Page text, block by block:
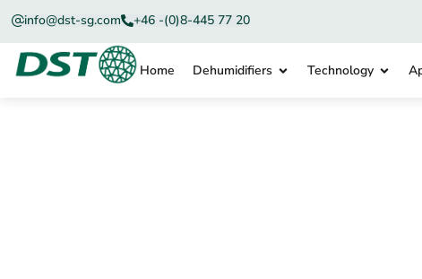
info@dst-sg.com +46 -(0)8-445 77 20
Home Dehumidifiers Technology